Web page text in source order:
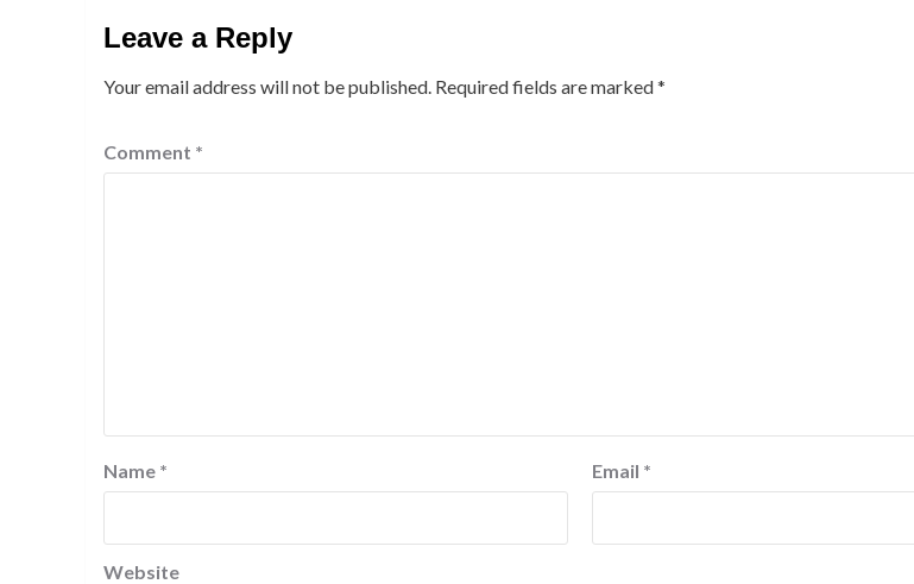
Leave a Reply
Your email address will not be published. Required fields are marked*
Comment *
Name * Email *
Website